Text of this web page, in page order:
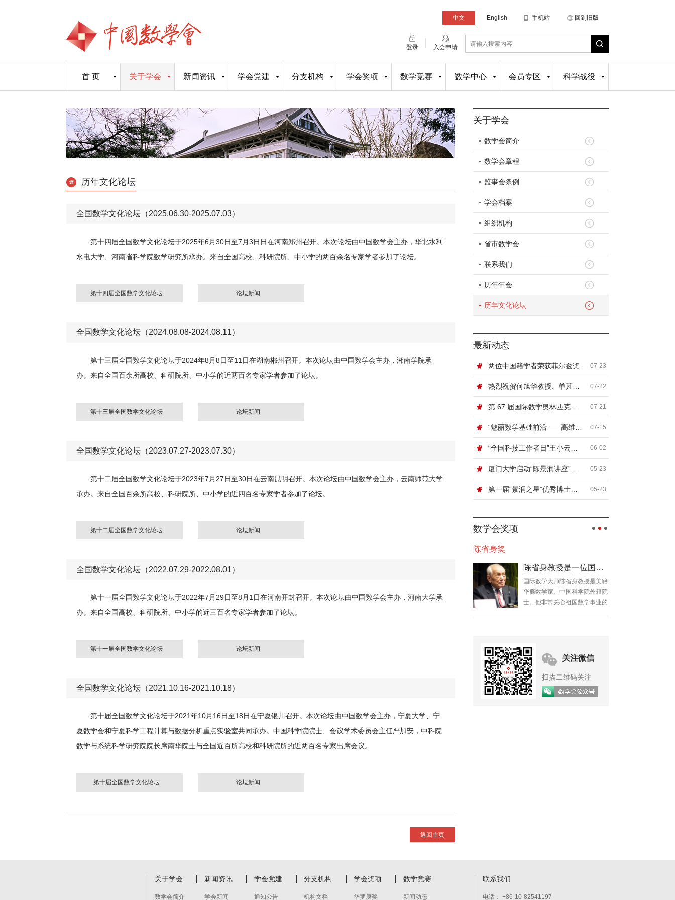
中文 English 手机站 回到旧版
登录 入会申请
首 页 关于学会 新闻资讯 学会党建 分支机构 学会奖项 数学竞赛 数学中心 会员专区 科学战役
历年文化论坛
全国数学文化论坛（2025.06.30-2025.07.03）
第十四届全国数学文化论坛于2025年6月30日至7月3日日在河南郑州召开。本次论坛由中国数学会主办，华北水利
水电大学、河南省科学院数学研究所承办。来自全国高校、科研院所、中小学的两百余名专家学者参加了论坛。
第十四届全国数学文化论坛 论坛新闻
全国数学文化论坛（2024.08.08-2024.08.11）
第十三届全国数学文化论坛于2024年8月8日至11日在湖南郴州召开。本次论坛由中国数学会主办，湘南学院承
办。来自全国百余所高校、科研院所、中小学的近两百名专家学者参加了论坛。
第十三届全国数学文化论坛 论坛新闻
全国数学文化论坛（2023.07.27-2023.07.30）
第十二届全国数学文化论坛于2023年7月27日至30日在云南昆明召开。本次论坛由中国数学会主办，云南师范大学
承办。来自全国百余所高校、科研院所、中小学的近四百名专家学者参加了论坛。
第十二届全国数学文化论坛 论坛新闻
全国数学文化论坛（2022.07.29-2022.08.01）
第十一届全国数学文化论坛于2022年7月29日至8月1日在河南开封召开。本次论坛由中国数学会主办，河南大学承
办。来自全国高校、科研院所、中小学的近三百名专家学者参加了论坛。
第十一届全国数学文化论坛 论坛新闻
全国数学文化论坛（2021.10.16-2021.10.18）
第十届全国数学文化论坛于2021年10月16日至18日在宁夏银川召开。本次论坛由中国数学会主办，宁夏大学、宁
夏数学会和宁夏科学工程计算与数据分析重点实验室共同承办。中国科学院院士、会议学术委员会主任严加安，中科院
数学与系统科学研究院院长席南华院士与全国近百所高校和科研院所的近两百名专家出席会议。
第十届全国数学文化论坛 论坛新闻
返回主页
关于学会
数学会简介
数学会章程
监事会条例
学会档案
组织机构
省市数学会
联系我们
历年年会
历年文化论坛
最新动态
两位中国籍学者荣获菲尔兹奖 07-23
07-22
07-21
07-15
06-02
05-23
05-23
数学会奖项
陈省身奖
陈省身教授是一位国际数学大师
国际数学大师陈省身教授是美籍
华裔数学家、中国科学院外籍院
士。他非常关心祖国数学事业的
关注微信
扫描二维码关注
关于学会
数学会简介
新闻资讯
学会新闻
学会党建
通知公告
分支机构
机构文档
学会奖项
华罗庚奖
数学竞赛
新闻动态
联系我们
电话： +86-10-82541197